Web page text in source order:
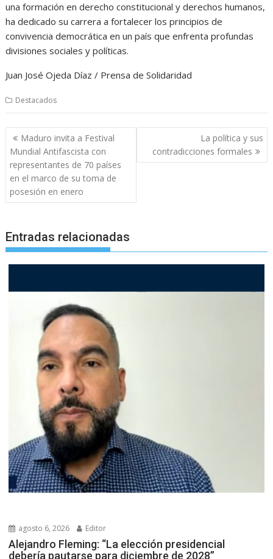
una formación en derecho constitucional y derechos humanos,
ha dedicado su carrera a fortalecer los principios de
convivencia democrática en un país que enfrenta profundas
divisiones sociales y políticas.
Juan José Ojeda Díaz / Prensa de Solidaridad
Destacados
Navegación
de
entradas
Maduro invita a Festival
Mundial Antifascista con
representantes de 70 países
en el marco de su toma de
posesión en enero
La política y sus
contradicciones formales
Entradas relacionadas
agosto 6, 2026 Editor
Alejandro Fleming: “La elección presidencial
debería pautarse para diciembre de 2028”